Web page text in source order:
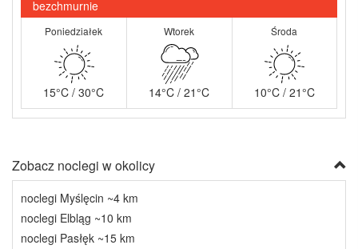
bezchmurnie
Poniedziałek
15°C / 30°C
Wtorek
14°C / 21°C
Środa
10°C / 21°C
Zobacz noclegi w okolicy
noclegi Myślęcin ~4 km
noclegi Elbląg ~10 km
noclegi Pasłęk ~15 km